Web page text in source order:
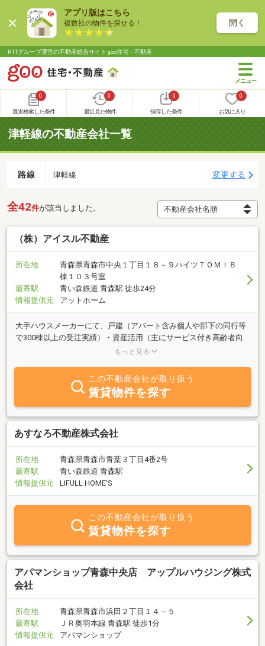
アプリ版はこちら
複数社の物件を探せる！ 開く
NTTグループ運営の不動産総合サイト goo住宅・不動産
0
最近検索した条件
0
最近見た物件
0
保存した条件
0
お気に入り
津軽線の不動産会社一覧
路線 津軽線 変更する
全42件が該当しました。
（株）アイスル不動産
所在地
青森県青森市中央１丁目１８－９ハイツＴＯＭＩＢ
棟１０３号室
最寄駅
青い森鉄道 青森駅 徒歩24分
情報提供元
アットホーム
大手ハウスメーカーにて、戸建（アパート含み個人や部下の同行等
で300棟以上の受注実績）・資産活用（主にサービス付き高齢者向
け住宅の受注や新築マンションの販売）・不動産（土地、中古住宅
規模分譲地の計画の取りまとめや不動産営業に関する企画立案等）
【合計約35年勤務】のマネージャーをしていました。不動産全般の
ノウハウやスキルを活かすことができること、税理士や司法書士、
土地家屋調査士等の各士業の方とも連携ができることで、お客様の
どのようなお悩みでも解決いたします。
もっと見る
この不動産会社が取り扱う
賃貸物件を探す
あすなろ不動産株式会社
所在地
青森県青森市青葉３丁目4番2号
最寄駅
青い森鉄道 青森駅
情報提供元
LIFULL HOME'S
この不動産会社が取り扱う
賃貸物件を探す
アパマンショップ青森中央店 アップルハウジング株式
会社
所在地
青森県青森市浜田２丁目１４－５
最寄駅
ＪＲ奥羽本線 青森駅 徒歩1分
情報提供元
アパマンショップ